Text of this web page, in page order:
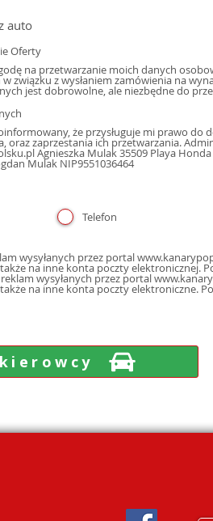
auto
Oferty
na przetwarzanie moich danych
związku z wysłaniem zamówienia na
jest dobrowolne, ale niezbędne do
że przysługuje mi prawo do
oraz zaprzestania ich przetwarzania.
Agnieszka Mulak 35509 Playa
Mulak NIP9551036464
Telefon
wysyłanych przez portal
wysyłanych przez portal
na inne konta poczty elektroniczne.